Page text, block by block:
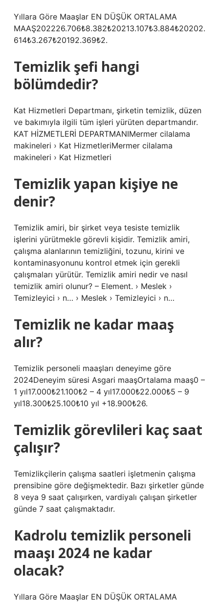
Yıllara Göre Maaşlar EN DÜŞÜK ORTALAMA
MAAŞ202226.706₺8.382₺20213.107₺3.884₺20202.
614₺3.267₺20192.369₺2.
Temizlik şefi hangi
bölümdedir?
Kat Hizmetleri Departmanı, şirketin temizlik, düzen
ve bakımıyla ilgili tüm işleri yürüten departmandır.
KAT HİZMETLERİ DEPARTMANIMermer cilalama
makineleri › Kat HizmetleriMermer cilalama
makineleri › Kat Hizmetleri
Temizlik yapan kişiye ne
denir?
Temizlik amiri, bir şirket veya tesiste temizlik
işlerini yürütmekle görevli kişidir. Temizlik amiri,
çalışma alanlarının temizliğini, tozunu, kirini ve
kontaminasyonunu kontrol etmek için gerekli
çalışmaları yürütür. Temizlik amiri nedir ve nasıl
temizlik amiri olunur? – Element. › Meslek ›
Temizleyici › n… › Meslek › Temizleyici › n…
Temizlik ne kadar maaş
alır?
Temizlik personeli maaşları deneyime göre
2024Deneyim süresi Asgari maaşOrtalama maaş0 –
1 yıl17.000₺21.100₺2 – 4 yıl17.000₺22.000₺5 – 9
yıl18.300₺25.100₺10 yıl +18.900₺26.
Temizlik görevlileri kaç saat
çalışır?
Temizlikçilerin çalışma saatleri işletmenin çalışma
prensibine göre değişmektedir. Bazı şirketler günde
8 veya 9 saat çalışırken, vardiyalı çalışan şirketler
günde 7 saat çalışmaktadır.
Kadrolu temizlik personeli
maaşı 2024 ne kadar
olacak?
Yıllara Göre Maaşlar EN DÜŞÜK ORTALAMA